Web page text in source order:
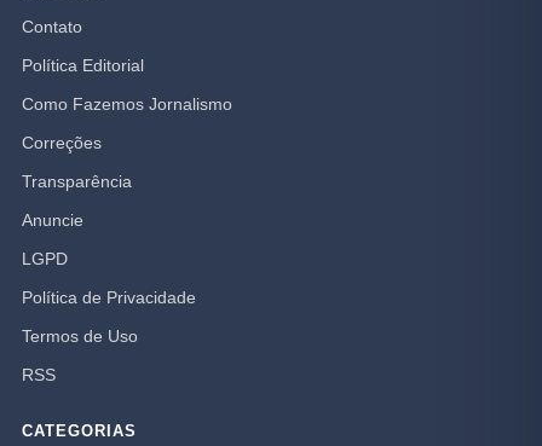
Contato
Política Editorial
Como Fazemos Jornalismo
Correções
Transparência
Anuncie
LGPD
Política de Privacidade
Termos de Uso
RSS
CATEGORIAS